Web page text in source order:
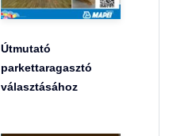
Útmutató
parkettaragasztó
választásához